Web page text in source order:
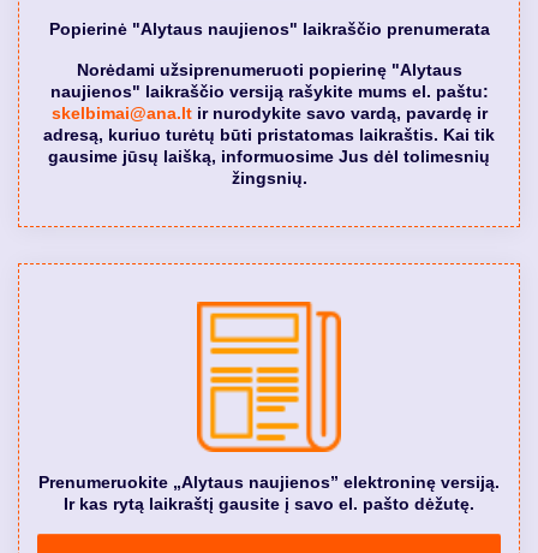
Popierinė "Alytaus naujienos" laikraščio prenumerata
Norėdami užsiprenumeruoti popierinę "Alytaus
naujienos" laikraščio versiją rašykite mums el. paštu:
skelbimai@ana.ltir nurodykite savo vardą, pavardę ir
adresą, kuriuo turėtų būti pristatomas laikraštis. Kai tik
gausime jūsų laišką, informuosime Jus dėl tolimesnių
žingsnių.
Prenumeruokite „Alytaus naujienos” elektroninę versiją.
Ir kas rytą laikraštį gausite į savo el. pašto dėžutę.